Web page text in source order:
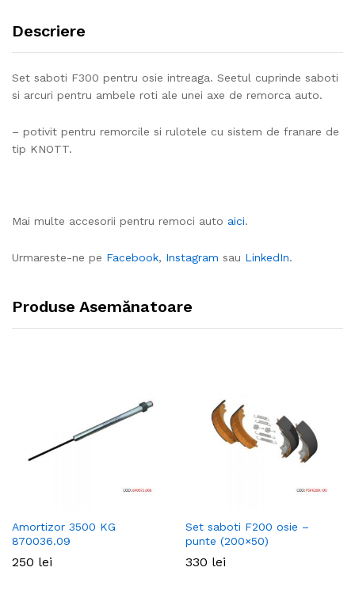
Descriere
Set saboti F300 pentru osie intreaga. Seetul cuprinde saboti
si arcuri pentru ambele roti ale unei axe de remorca auto.
– potivit pentru remorcile si rulotele cu sistem de franare de
tip KNOTT.
Mai multe accesorii pentru remoci auto aici.
Urmareste-ne pe Facebook, Instagram sau LinkedIn.
Produse Asemănatoare
Amortizor 3500 KG
870036.09
250 lei
Set saboti F200 osie –
punte (200×50)
330 lei